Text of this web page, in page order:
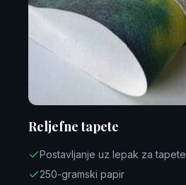
Reljefne tapete
Postavljanje uz lepak za tapete
250-gramski papir